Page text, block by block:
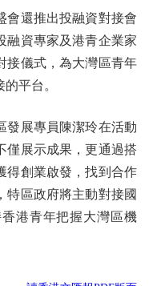
還推出投融資對接會
融資專家及港青企業家
接儀式，為大灣區青年
平台。
展專員陳潔玲在活動
僅展示成果，更通過搭
得創業啟發，找到合作
特區政府將主動對接國
港青年把握大灣區機